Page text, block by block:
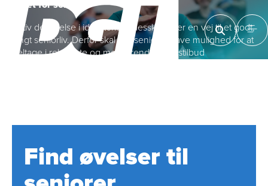
Idræt for seniorer
Aktiv deltagelse i idrættens fællesskaber er en vej til et godt,
langt seniorliv. Derfor skal alle seniorer have mulighed for at
deltage i relevante og motiverende idrætstilbud
Find øvelser til